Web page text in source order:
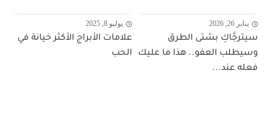
يناير 26, 2026
سيترجَّاكِ بشتى الطرق
وسيطلب العفو.. هذا ما عليك
فعله عند...
يوليو 8, 2025
علامات الأبراج الأكثر خيانة في
الحب